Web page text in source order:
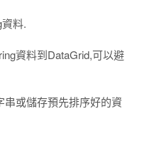
料.
資料到DataGrid,可以避
串或儲存預先排序好的資